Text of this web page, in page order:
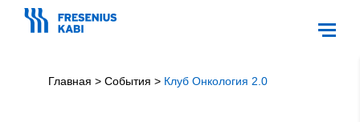
Главная > События > Клуб Онкология 2.0